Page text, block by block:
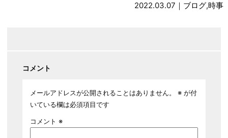
2022.03.07｜ ブログ,時事
コメント
メールアドレスが公開されることはありません。 ※が付
いている欄は必須項目です
コメント ※